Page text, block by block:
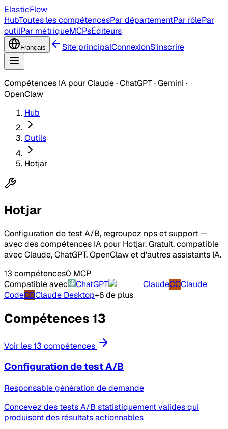
ElasticFlow
HubToutes les compétencesPar départementPar rôlePar
outilPar métriqueMCPsÉditeurs
Français Site principalConnexionS'inscrire
Compétences IA pour Claude · ChatGPT · Gemini ·
OpenClaw
Hub
Outils
Hotjar
Hotjar
Configuration de test A/B, regroupez nps et support —
avec des compétences IA pour Hotjar. Gratuit, compatible
avec Claude, ChatGPT, OpenClaw et d'autres assistants IA.
13 compétences0 MCP
Compatible avec
ChatGPT ClaudeCCClaude
CodeCDClaude Desktop+6 de plus
Compétences13
Voir les 13 compétences
Configuration de test A/B
Responsable génération de demande
Concevez des tests A/B statistiquement valides qui
produisent des résultats actionnables